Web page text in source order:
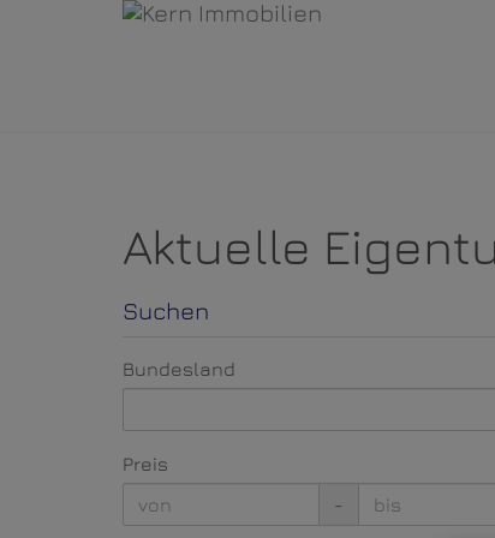
Aktuelle
Suchen
Bundesland
Preis
-